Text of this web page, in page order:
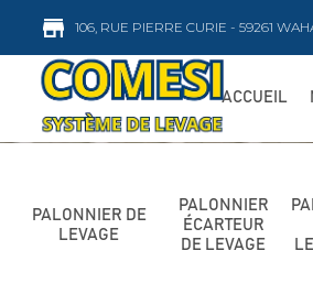
106, RUE PIERRE CURIE - 59261
ACCUEIL
PALONNIER DE
LEVAGE
PALONNIER
ÉCARTEUR
DE LEVAGE